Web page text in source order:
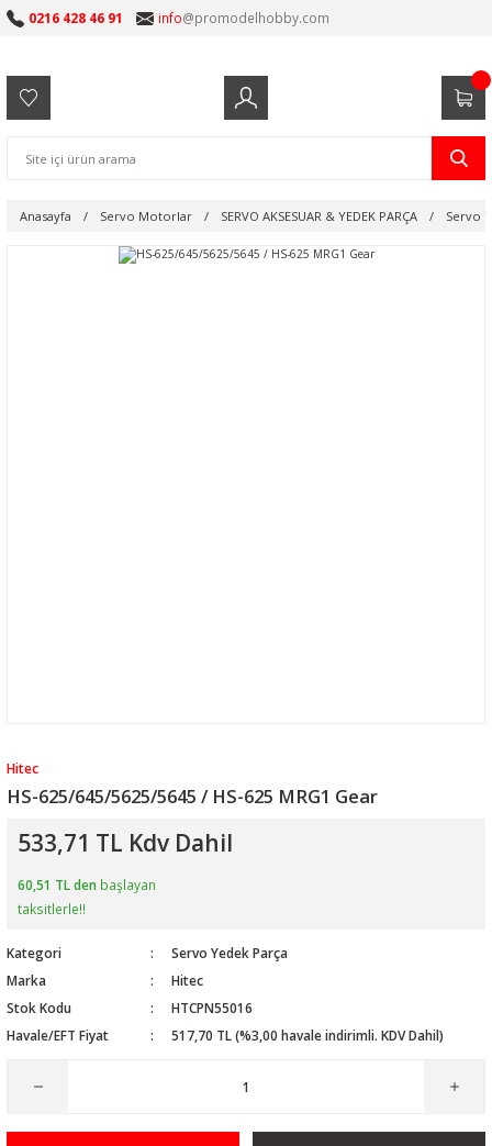
0216 428 46 91 info@promodelhobby.com
Anasayfa Servo Motorlar SERVO AKSESUAR & YEDEK PARÇA Servo
Hitec
HS-625/645/5625/5645 / HS-625 MRG1 Gear
533,71 TL Kdv Dahil
60,51 TL den başlayan
taksitlerle!!
Kategori
Servo Yedek Parça
Marka
Hitec
Stok Kodu
HTCPN55016
Havale/EFT Fiyat
517,70 TL (%3,00 havale indirimli. KDV Dahil)